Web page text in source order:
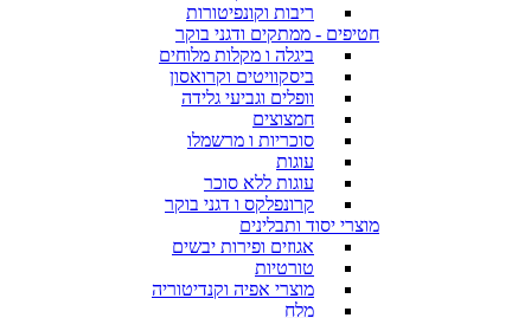
ריבות וקונפיטורות
חטיפים - ממתקים ודגני בוקר
ביגלה ו מקלות מלוחים
ביסקוויטים וקרואסון
וופלים וגביעי גלידה
חמצוצים
סוכריות ו מרשמלו
עוגות
עוגות ללא סוכר
קרונפלקס ו דגני בוקר
מוצרי יסוד ותבלינים
אגוזים ופירות יבשים
טורטיות
מוצרי אפיה וקנדיטוריה
מלח